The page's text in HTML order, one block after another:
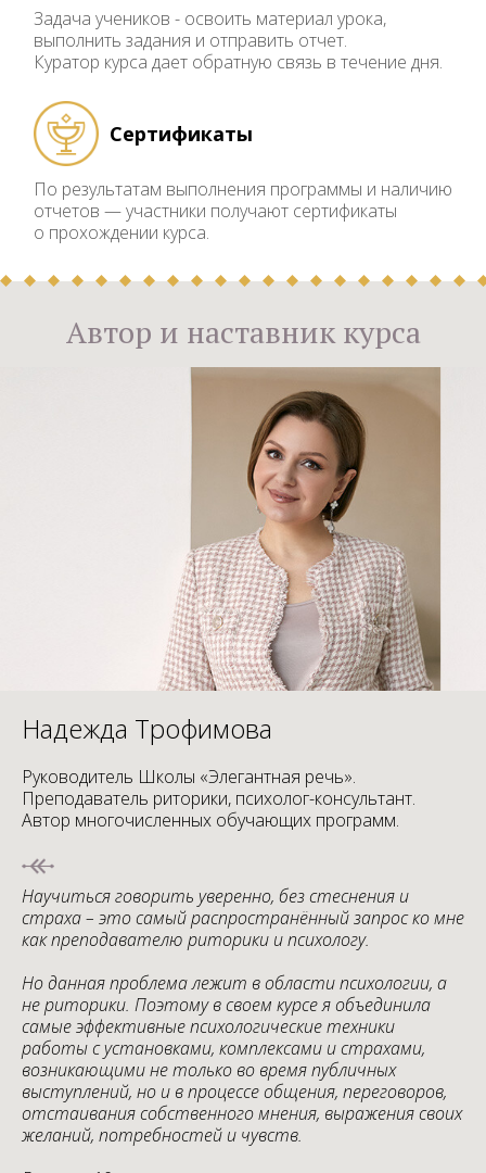
Задача учеников - освоить материал урока,
выполнить задания и отправить отчет.
Куратор курса дает обратную связь в течение дня.
Сертификаты
По результатам выполнения программы и наличию
отчетов — участники получают сертификаты
о прохождении курса.
Автор и наставник курса
Надежда Трофимова
Руководитель Школы «Элегантная речь».
Преподаватель риторики, психолог-консультант.
Автор многочисленных обучающих программ.
Научиться говорить уверенно, без стеснения и
страха – это самый распространённый запрос ко мне
как преподавателю риторики и психологу.
Но данная проблема лежит в области психологии, а
не риторики. Поэтому в своем курсе я объединила
самые эффективные психологические техники
работы с установками, комплексами и страхами,
возникающими не только во время публичных
выступлений, но и в процессе общения, переговоров,
отстаивания собственного мнения, выражения своих
желаний, потребностей и чувств.